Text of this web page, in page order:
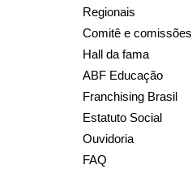
Regionais
Comitê e comissões
Hall da fama
ABF Educação
Franchising Brasil
Estatuto Social
Ouvidoria
FAQ